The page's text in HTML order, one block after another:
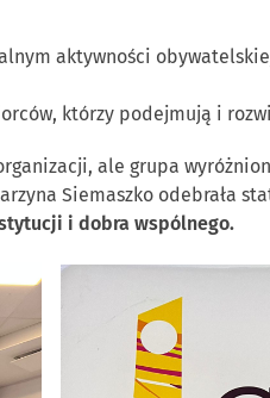
aktywności
którzy podejmują i
ale grupa
Siemaszko odebrała
i dobra wspólnego.